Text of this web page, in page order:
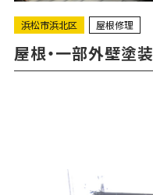
浜松市浜北区 屋根修理
屋根・一部外壁塗